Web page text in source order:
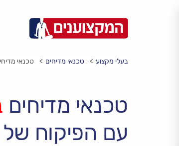
בעלי מקצוע טכנאי מדיחים טכנאי
טכנאי מדיחים
עם הפיקוח של